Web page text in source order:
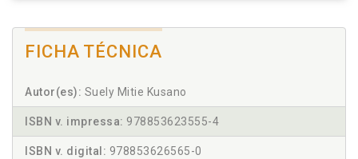
FICHA TÉCNICA
Autor(es): Suely Mitie Kusano
ISBN v. impressa: 978853623555-4
ISBN v. digital: 978853626565-0